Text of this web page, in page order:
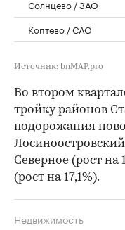
Солнцево / ЗАО
Коптево / САО
Источник: bnMAP.pro
Во втором
тройку районов
подорожания
Лосиноостровский
Северное (рост на
(рост на 17,1%).
Недвижимость